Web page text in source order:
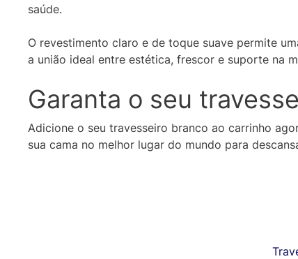
saúde.
O revestimento claro e de toque suave permite
a união ideal entre estética, frescor e suporte na
Garanta o seu
Adicione o seu travesseiro branco ao carrinho
sua cama no melhor lugar do mundo para